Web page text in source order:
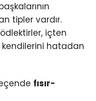
tipler vardır.
içten
kendilerini hatadan
fısır-